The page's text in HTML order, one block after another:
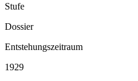
Stufe
Dossier
Entstehungszeitraum
1929